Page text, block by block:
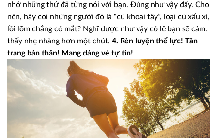
nhớ những thứ đã từng nói với bạn. Đúng như vậy đấy. Cho
nên, hãy coi những người đó là “củ khoai tây”, loại củ xấu xí,
lồi lõm chẳng có mắt? Nghĩ được như vậy có lẽ bạn sẽ cảm.
thấy nhẹ nhàng hơn một chút. 4. Rèn luyện thể lực! Tân
trang bản thân! Mang dáng vẻ tự tin!